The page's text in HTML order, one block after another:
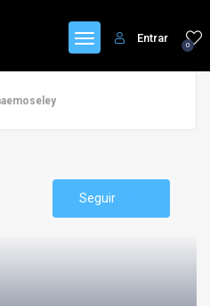
0
Entrar
Seguir